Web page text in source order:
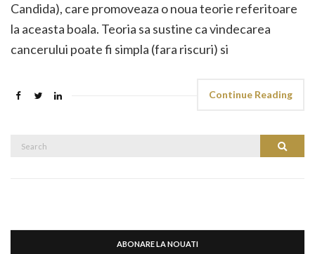
Candida), care promoveaza o noua teorie referitoare
la aceasta boala. Teoria sa sustine ca vindecarea
cancerului poate fi simpla (fara riscuri) si
Continue Reading
Search
ABONARE LA NOUATI